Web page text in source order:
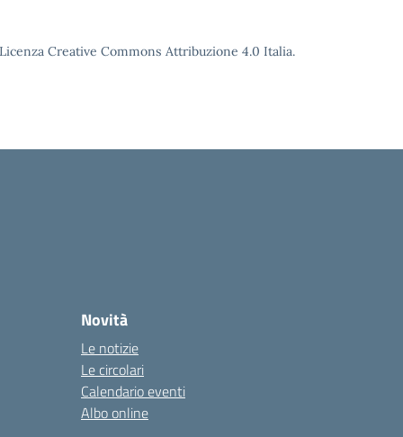
Creative Commons Attribuzione 4.0 Italia.
Novità
Le notizie
Le circolari
Calendario eventi
Albo online